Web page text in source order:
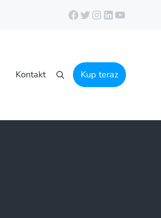
Facebook
Twitter
Instagram
LinkedIn
YouTube
Kontakt SzukajKup teraz